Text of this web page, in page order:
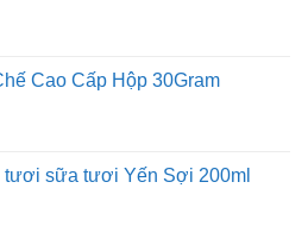
Cao Cấp Hộp 30Gram
tươi sữa tươi Yến Sợi 200ml